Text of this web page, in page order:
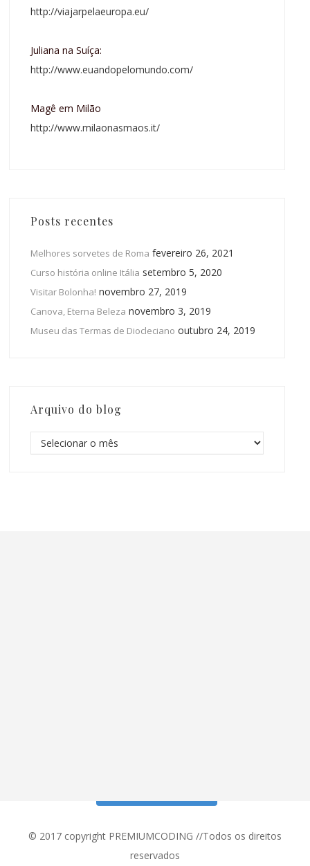
http://viajarpelaeuropa.eu/
Juliana na Suíça:
http://www.euandopelomundo.com/
Magê em Milão
http://www.milaonasmaos.it/
Posts recentes
Melhores sorvetes de Roma fevereiro 26, 2021
Curso história online Itália setembro 5, 2020
Visitar Bolonha! novembro 27, 2019
Canova, Eterna Beleza novembro 3, 2019
Museu das Termas de Diocleciano outubro 24, 2019
Arquivo do blog
© 2017 copyright PREMIUMCODING //Todos os direitos
reservados